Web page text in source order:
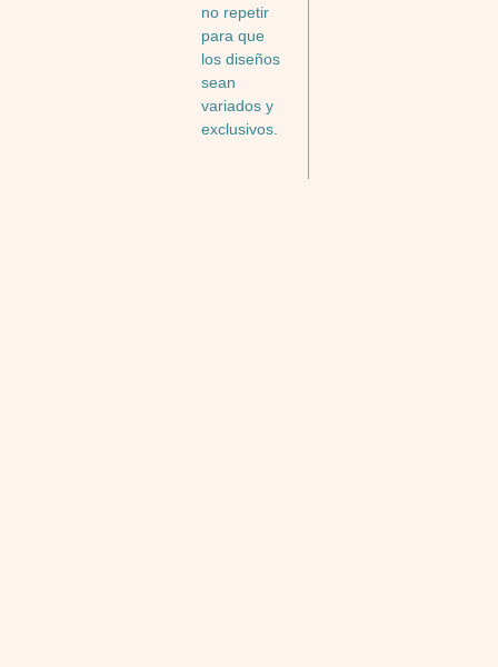
no repetir
para que
los diseños
sean
variados y
exclusivos.